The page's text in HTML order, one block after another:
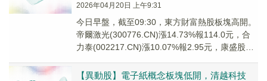
2026年04月20日 上午9:31
今日早盤，截至09:30，東方財富熱股板塊高開。
帝爾激光(300776.CN)漲14.73%報114.0元，合
力泰(002217.CN)漲10.07%報2.95元，康盛股份
【異動股】電子紙概念板塊低開，清越科技